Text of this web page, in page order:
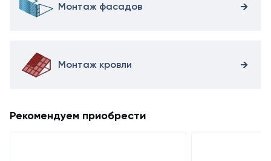
Монтаж фасадов
Монтаж кровли
Рекомендуем приобрести